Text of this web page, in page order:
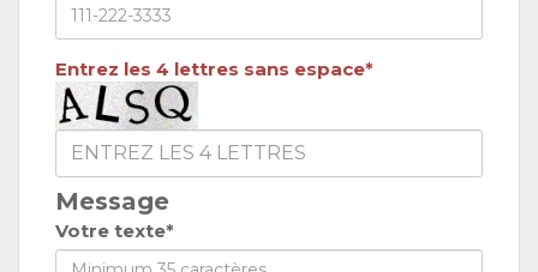
Entrez les 4 lettres sans espace*
Message
Votre texte*